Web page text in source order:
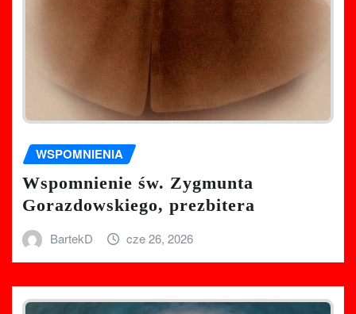
WSPOMNIENIA
Wspomnienie św. Zygmunta
Gorazdowskiego, prezbitera
BartekD cze 26, 2026